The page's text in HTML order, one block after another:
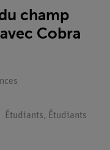
champ
Cobra
Étudiants, Étudiants